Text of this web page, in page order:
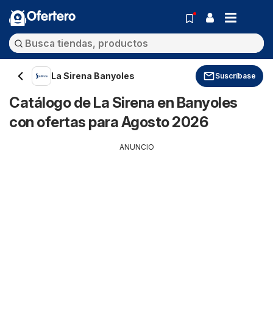
Ofertero
La Sirena Banyoles Suscríbase
Catálogo de La Sirena en Banyoles
con ofertas para Agosto 2026
ANUNCIO